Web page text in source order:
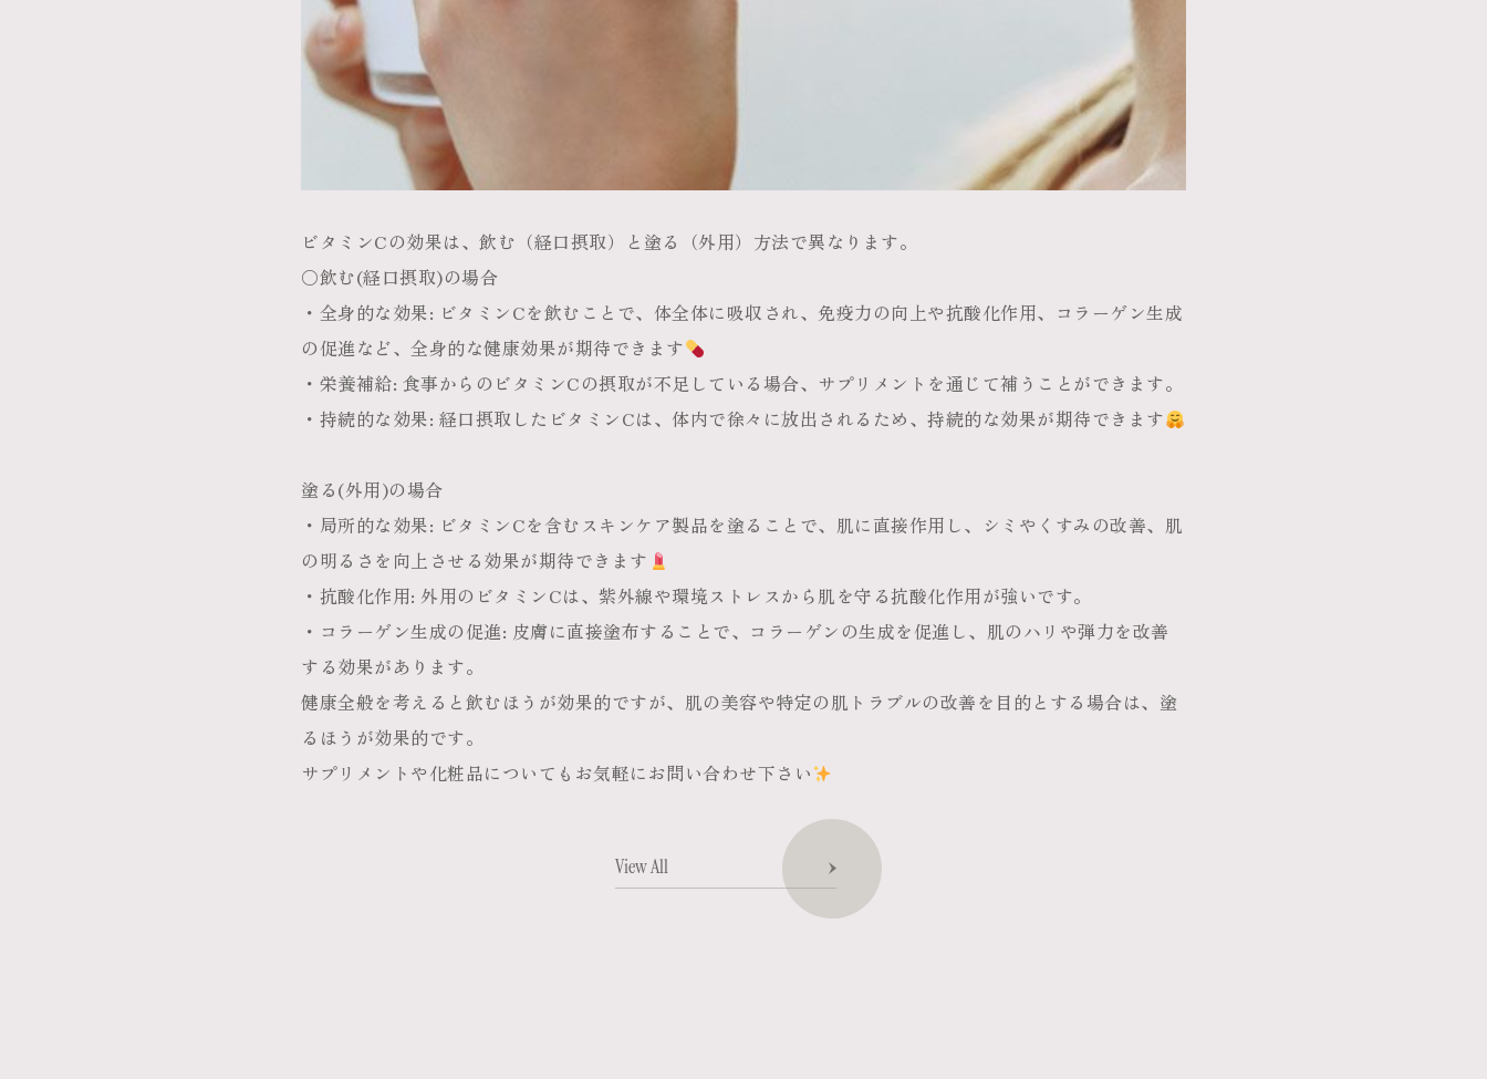
ビタミンCの効果は、飲む（経口摂取）と塗る（外用）方法で異なります。
○飲む(経口摂取)の場合
・全身的な効果: ビタミンCを飲むことで、体全体に吸収され、免疫力の向上や抗酸化作用、コラーゲン生成
の促進など、全身的な健康効果が期待できます
・栄養補給: 食事からのビタミンCの摂取が不足している場合、サプリメントを通じて補うことができます。
・持続的な効果: 経口摂取したビタミンCは、体内で徐々に放出されるため、持続的な効果が期待できます
塗る(外用)の場合
・局所的な効果: ビタミンCを含むスキンケア製品を塗ることで、肌に直接作用し、シミやくすみの改善、肌
の明るさを向上させる効果が期待できます
・抗酸化作用: 外用のビタミンCは、紫外線や環境ストレスから肌を守る抗酸化作用が強いです。
・コラーゲン生成の促進: 皮膚に直接塗布することで、コラーゲンの生成を促進し、肌のハリや弾力を改善
する効果があります。
健康全般を考えると飲むほうが効果的ですが、肌の美容や特定の肌トラブルの改善を目的とする場合は、塗
るほうが効果的です。
サプリメントや化粧品についてもお気軽にお問い合わせ下さい
View All